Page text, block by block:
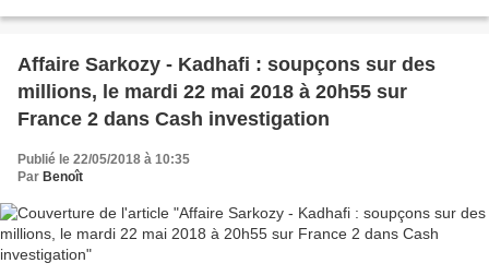
Affaire Sarkozy - Kadhafi : soupçons sur des
millions, le mardi 22 mai 2018 à 20h55 sur
France 2 dans Cash investigation
Publié le 22/05/2018 à 10:35
Par Benoît